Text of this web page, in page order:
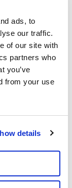
ads, to
our traffic.
of our site with
partners who
you’ve
from your use
details
tot een
VS netjes
afbreken om
makkelijk te
van de
wie de
in
sociale
om
versterken.